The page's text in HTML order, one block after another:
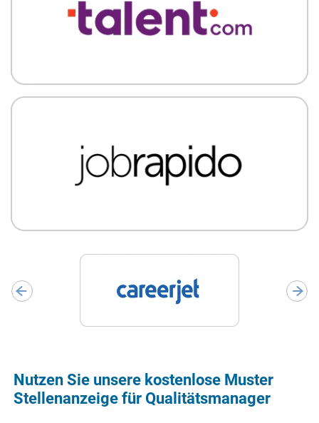
Nutzen Sie unsere kostenlose Muster
Stellenanzeige für Qualitätsmanager